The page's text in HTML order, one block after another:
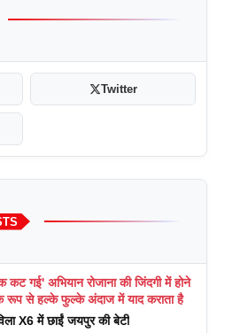
Twitter
गई' अभियान रोजाना की जिंदगी में होने
रूप से हल्के फुल्के अंदाज में याद कराता है
X6 में छाईं जयपुर की बेटी